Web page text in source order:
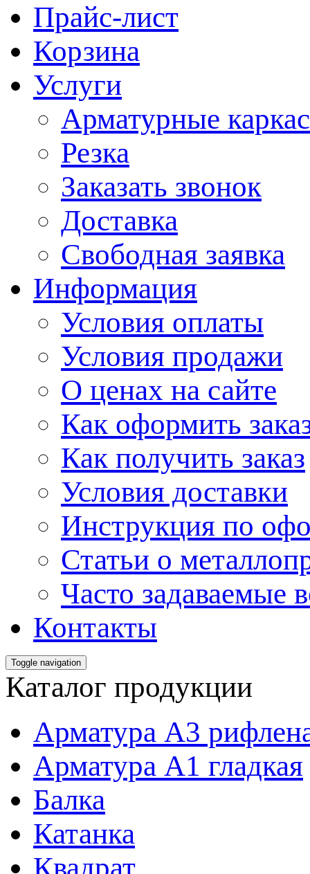
Прайс-лист
Корзина
Услуги
Арматурные
Резка
Заказать звонок
Доставка
Свободная заявка
Информация
Условия оплаты
Условия продажи
О ценах на сайте
Как оформить
Как получить заказ
Условия доставки
Инструкция по
Статьи о
Часто задаваемые
Контакты
Toggle navigation
Каталог продукции
Арматура А3
Арматура А1 гладкая
Балка
Катанка
Квадрат